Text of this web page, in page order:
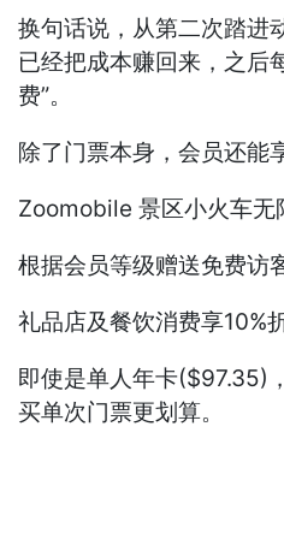
换句话说，从第二次踏进
已经把成本赚回来，之后
费”。
除了门票本身，会员还能
Zoomobile 景区小火车无
根据会员等级赠送免费访
礼品店及餐饮消费享10%
即使是单人年卡($97.35)
买单次门票更划算。